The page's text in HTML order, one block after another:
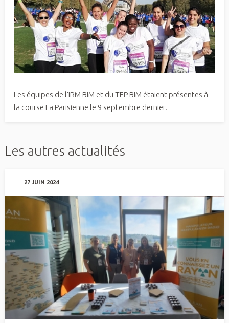
Les équipes de l'IRM BIM et du TEP BIM étaient présentes à
la course La Parisienne le 9 septembre dernier.
Les autres actualités
27 JUIN 2024